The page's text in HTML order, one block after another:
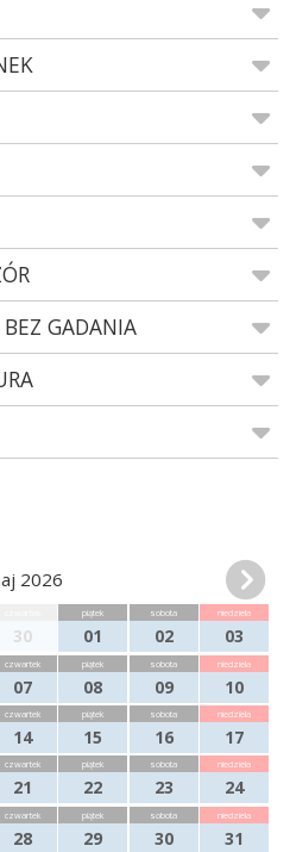
GADANIA
2026
30
piątek
01
sobota
02
niedziela
03
czwartek
07
piątek
08
sobota
09
niedziela
10
czwartek
14
piątek
15
sobota
16
niedziela
17
czwartek
21
piątek
22
sobota
23
niedziela
24
czwartek
28
piątek
29
sobota
30
niedziela
31